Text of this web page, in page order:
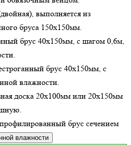
, выполняется из
бруса 150х150мм.
брус 40х150мм, с шагом 0,6м,
.
брус 40х150мм, с
влажности.
доска 20х100мм или 20х150мм
брус сечением
влажности